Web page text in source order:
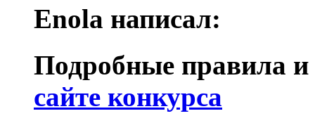
Enola написал:
Подробные правила
сайте конкурса